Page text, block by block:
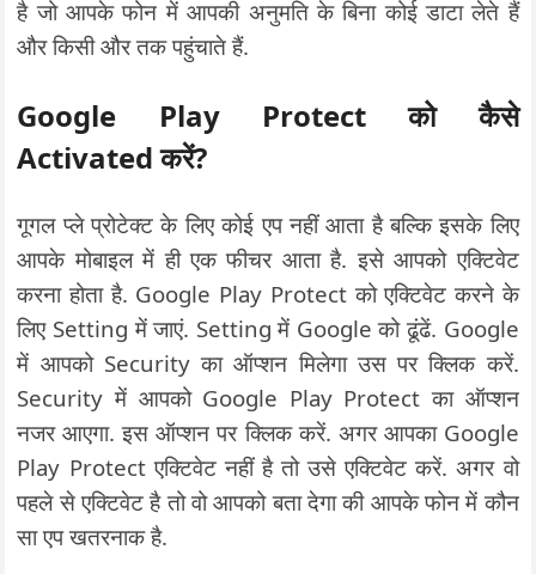
है जो आपके फोन में आपकी अनुमति के बिना कोई डाटा लेते हैं
और किसी और तक पहुंचाते हैं.
Google Play Protect को कैसे
Activated करें?
गूगल प्ले प्रोटेक्ट के लिए कोई एप नहीं आता है बल्कि इसके लिए
आपके मोबाइल में ही एक फीचर आता है. इसे आपको एक्टिवेट
करना होता है. Google Play Protect को एक्टिवेट करने के
लिए Setting में जाएं. Setting में Google को ढूंढें. Google
में आपको Security का ऑप्शन मिलेगा उस पर क्लिक करें.
Security में आपको Google Play Protect का ऑप्शन
नजर आएगा. इस ऑप्शन पर क्लिक करें. अगर आपका Google
Play Protect एक्टिवेट नहीं है तो उसे एक्टिवेट करें. अगर वो
पहले से एक्टिवेट है तो वो आपको बता देगा की आपके फोन में कौन
सा एप खतरनाक है.